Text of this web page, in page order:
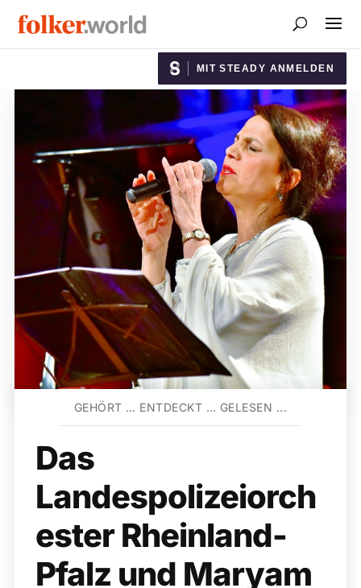
MIT STEADY ANMELDEN
GEHÖRT … ENTDECKT … GELESEN ...
Das
Landespolizeiorch
ester Rheinland-
Pfalz und Maryam